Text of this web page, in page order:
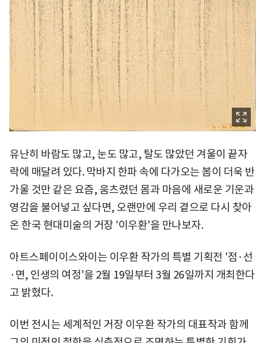
유난히 바람도 많고, 눈도 많고, 탈도 많았던 겨울이 끝자
락에 매달려 있다. 막바지 한파 속에 다가오는 봄이 더욱 반
가울 것만 같은 요즘, 움츠렸던 몸과 마음에 새로운 기운과
영감을 불어넣고 싶다면, 오랜만에 우리 곁으로 다시 찾아
온 한국 현대미술의 거장 '이우환'을 만나보자.
아트스페이이스와이는 이우환 작가의 특별 기획전 '점·선
·면, 인생의 여정'을 2월 19일부터 3월 26일까지 개최한다
고 밝혔다.
이번 전시는 세계적인 거장 이우환 작가의 대표작과 함께